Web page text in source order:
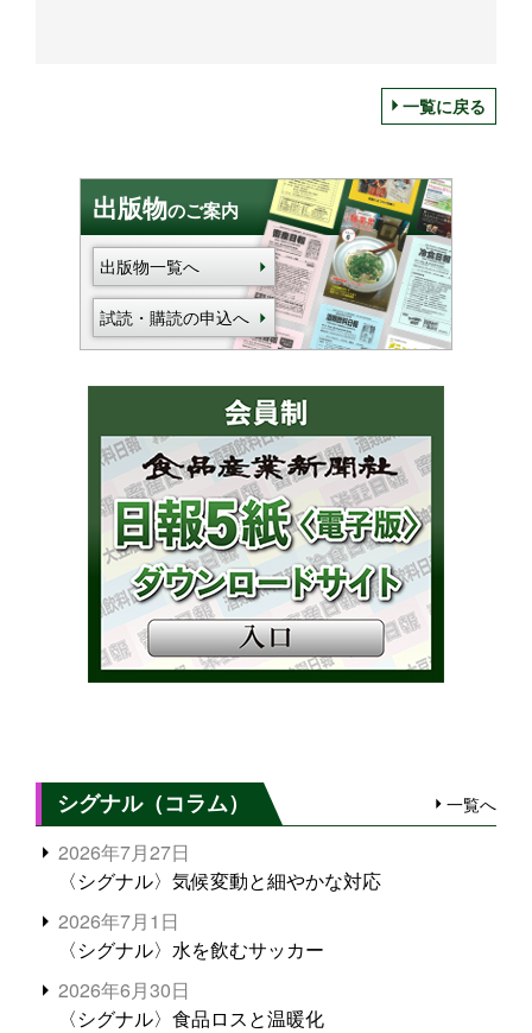
一覧に戻る
出版物のご案内
出版物一覧へ
試読・購読の申込へ
シグナル（コラム） 一覧へ
2026年7月27日
〈シグナル〉気候変動と細やかな対応
2026年7月1日
〈シグナル〉水を飲むサッカー
2026年6月30日
〈シグナル〉食品ロスと温暖化